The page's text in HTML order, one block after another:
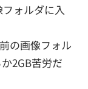
ォルダに入
の画像フォル
2GB苦労だ